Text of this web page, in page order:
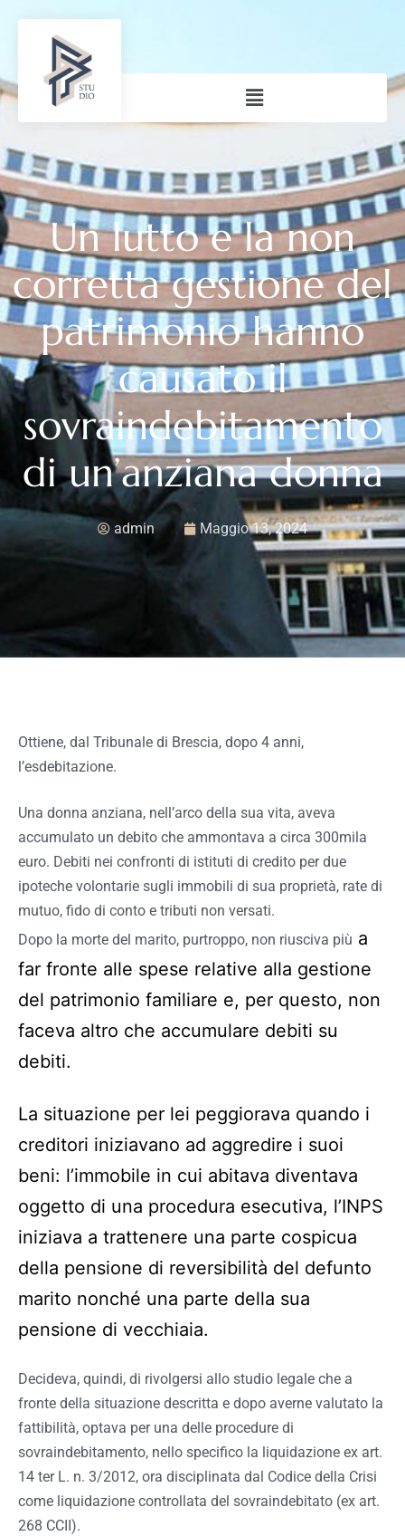
Un lutto e la non
corretta gestione del
patrimonio hanno
causato il
sovraindebitamento
di un’anziana donna
admin Maggio 13, 2024
Ottiene, dal Tribunale di Brescia, dopo 4 anni,
l’esdebitazione.
Una donna anziana, nell’arco della sua vita, aveva
accumulato un debito che ammontava a circa 300mila
euro. Debiti nei confronti di istituti di credito per due
ipoteche volontarie sugli immobili di sua proprietà, rate di
mutuo, fido di conto e tributi non versati.
Dopo la morte del marito, purtroppo, non riusciva più a
far fronte alle spese relative alla gestione
del patrimonio familiare e, per questo, non
faceva altro che accumulare debiti su
debiti.
La situazione per lei peggiorava quando i
creditori iniziavano ad aggredire i suoi
beni: l’immobile in cui abitava diventava
oggetto di una procedura esecutiva, l’INPS
iniziava a trattenere una parte cospicua
della pensione di reversibilità del defunto
marito nonché una parte della sua
pensione di vecchiaia.
Decideva, quindi, di rivolgersi allo studio legale che a
fronte della situazione descritta e dopo averne valutato la
fattibilità, optava per una delle procedure di
sovraindebitamento, nello specifico la liquidazione ex art.
14 ter L. n. 3/2012, ora disciplinata dal Codice della Crisi
come liquidazione controllata del sovraindebitato (ex art.
268 CCII).